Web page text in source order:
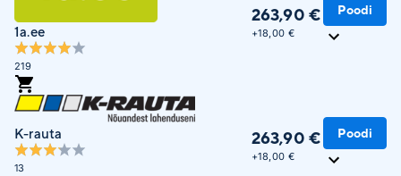
1a.ee
219
263,90 €
+18,00 €
Poodi
K-rauta
13
263,90 €
+18,00 €
Poodi